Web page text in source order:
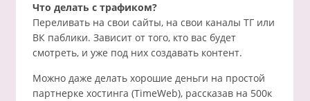
Что делать с трафиком?
Переливать на свои сайты, на свои каналы ТГ или
ВК паблики. Зависит от того, кто вас будет
смотреть, и уже под них создавать контент.
Можно даже делать хорошие деньги на простой
партнерке хостинга (TimeWeb), рассказав на 500к